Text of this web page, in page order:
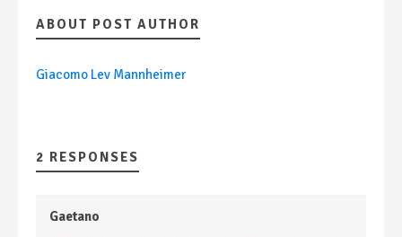
ABOUT POST AUTHOR
Giacomo Lev Mannheimer
2 RESPONSES
Gaetano